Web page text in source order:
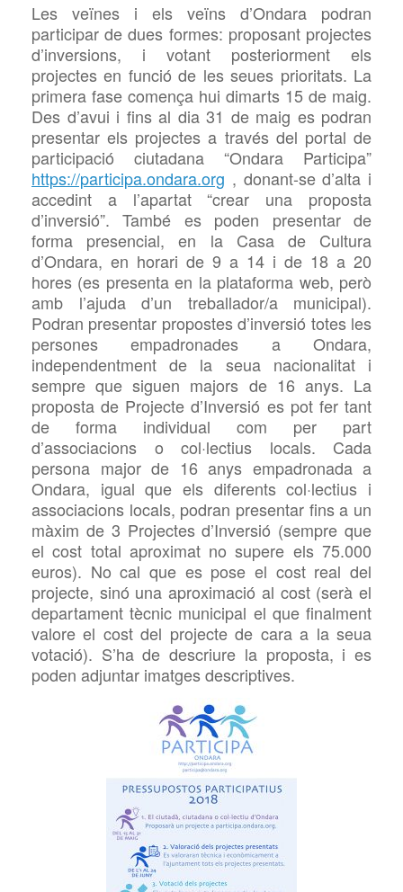
Les veïnes i els veïns d’Ondara podran
participar de dues formes: proposant projectes
d’inversions, i votant posteriorment els
projectes en funció de les seues prioritats. La
primera fase comença hui dimarts 15 de maig.
Des d’avui i fins al dia 31 de maig es podran
presentar els projectes a través del portal de
participació ciutadana “Ondara Participa”
https://participa.ondara.org , donant-se d’alta i
accedint a l’apartat “crear una proposta
d’inversió”. També es poden presentar de
forma presencial, en la Casa de Cultura
d’Ondara, en horari de 9 a 14 i de 18 a 20
hores (es presenta en la plataforma web, però
amb l’ajuda d’un treballador/a municipal).
Podran presentar propostes d’inversió totes les
persones empadronades a Ondara,
independentment de la seua nacionalitat i
sempre que siguen majors de 16 anys. La
proposta de Projecte d’Inversió es pot fer tant
de forma individual com per part
d’associacions o col·lectius locals. Cada
persona major de 16 anys empadronada a
Ondara, igual que els diferents col·lectius i
associacions locals, podran presentar fins a un
màxim de 3 Projectes d’Inversió (sempre que
el cost total aproximat no supere els 75.000
euros). No cal que es pose el cost real del
projecte, sinó una aproximació al cost (serà el
departament tècnic municipal el que finalment
valore el cost del projecte de cara a la seua
votació). S’ha de descriure la proposta, i es
poden adjuntar imatges descriptives.